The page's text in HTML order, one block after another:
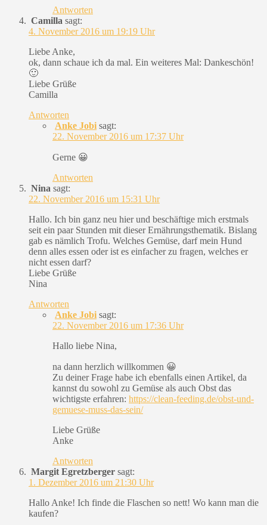
Antworten
Camilla sagt:
4. November 2016 um 19:19 Uhr
Liebe Anke,
ok, dann schaue ich da mal. Ein weiteres Mal: Dankeschön!
🙂
Liebe Grüße
Camilla
Antworten
Anke Jobi sagt:
22. November 2016 um 17:37 Uhr
Gerne 😀
Antworten
Nina sagt:
22. November 2016 um 15:31 Uhr
Hallo. Ich bin ganz neu hier und beschäftige mich erstmals
seit ein paar Stunden mit dieser Ernährungsthematik. Bislang
gab es nämlich Trofu. Welches Gemüse, darf mein Hund
denn alles essen oder ist es einfacher zu fragen, welches er
nicht essen darf?
Liebe Grüße
Nina
Antworten
Anke Jobi sagt:
22. November 2016 um 17:36 Uhr
Hallo liebe Nina,
na dann herzlich willkommen 😀
Zu deiner Frage habe ich ebenfalls einen Artikel, da
kannst du sowohl zu Gemüse als auch Obst das
wichtigste erfahren: https://clean-feeding.de/obst-und-
gemuese-muss-das-sein/
Liebe Grüße
Anke
Antworten
Margit Egretzberger sagt:
1. Dezember 2016 um 21:30 Uhr
Hallo Anke! Ich finde die Flaschen so nett! Wo kann man die
kaufen?